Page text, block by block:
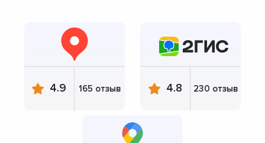
4.9 165 отзыв 4.8 230 отзыв